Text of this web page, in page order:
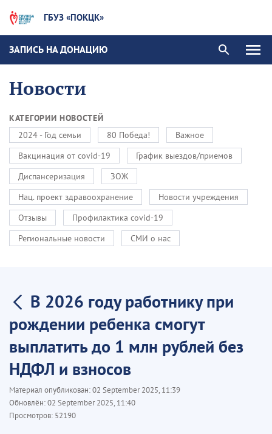
ГБУЗ «ПОКЦК»
ЗАПИСЬ НА ДОНАЦИЮ
Новости
КАТЕГОРИИ НОВОСТЕЙ
2024 - Год семьи
80 Победа!
Важное
Вакцинация от covid-19
График выездов/приемов
Диспансеризация
ЗОЖ
Нац. проект здравоохранение
Новости учреждения
Отзывы
Профилактика covid-19
Региональные новости
СМИ о нас
В 2026 году работнику при
рождении ребенка смогут
выплатить до 1 млн рублей без
НДФЛ и взносов
Материал опубликован:02 September 2025, 11:39
Обновлён:02 September 2025, 11:40
Просмотров: 52190